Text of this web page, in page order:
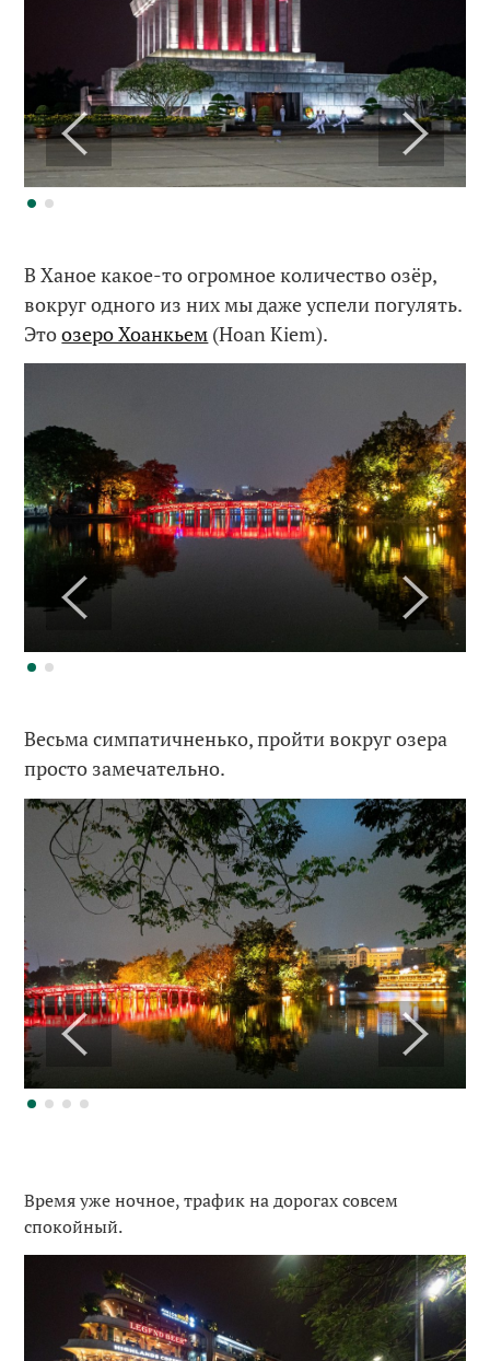
В Ханое какое-то огромное количество озёр,
вокруг одного из них мы даже успели погулять.
Этоозеро Хоанкьем (Hoan Kiem).
Весьма симпатичненько, пройти вокруг озера
просто замечательно.
Время уже ночное, трафик на дорогах совсем
спокойный.